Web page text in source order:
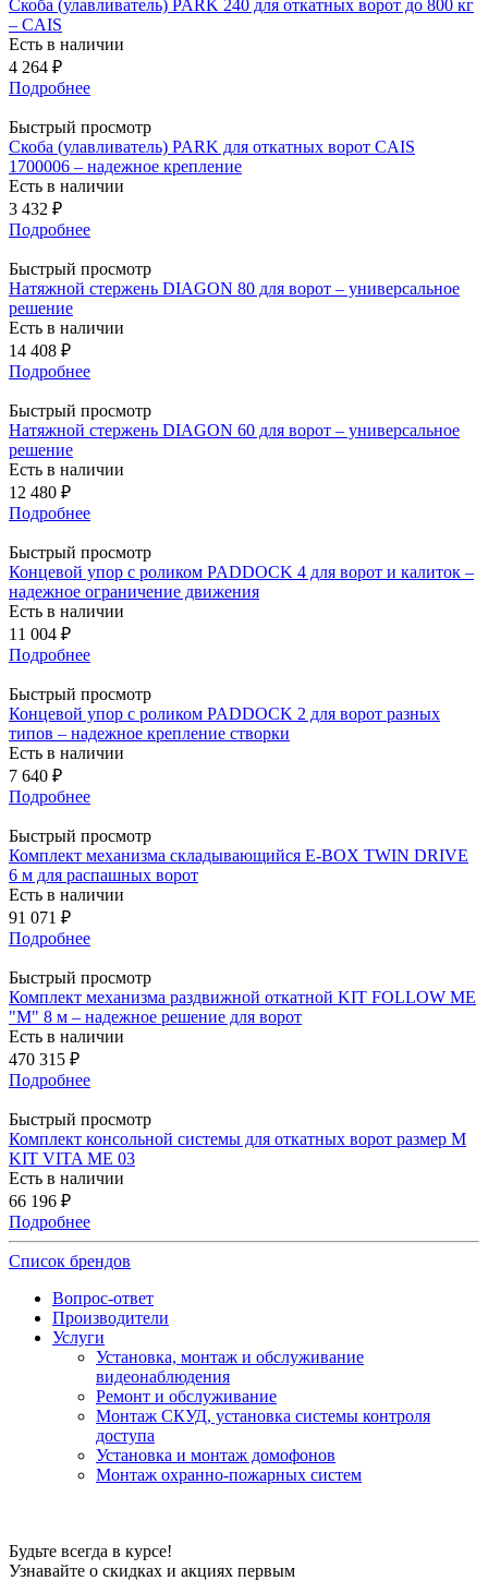
Скоба (улавливатель) PARK 240 для откатных ворот до 800 кг
– CAIS
Есть в наличии
4 264 ₽
Подробнее
Быстрый просмотр
Скоба (улавливатель) PARK для откатных ворот CAIS
1700006 – надежное крепление
Есть в наличии
3 432 ₽
Подробнее
Быстрый просмотр
Натяжной стержень DIAGON 80 для ворот – универсальное
решение
Есть в наличии
14 408 ₽
Подробнее
Быстрый просмотр
Натяжной стержень DIAGON 60 для ворот – универсальное
решение
Есть в наличии
12 480 ₽
Подробнее
Быстрый просмотр
Концевой упор с роликом PADDOCK 4 для ворот и калиток –
надежное ограничение движения
Есть в наличии
11 004 ₽
Подробнее
Быстрый просмотр
Концевой упор с роликом PADDOCK 2 для ворот разных
типов – надежное крепление створки
Есть в наличии
7 640 ₽
Подробнее
Быстрый просмотр
Комплект механизма складывающийся E-BOX TWIN DRIVE
6 м для распашных ворот
Есть в наличии
91 071 ₽
Подробнее
Быстрый просмотр
Комплект механизма раздвижной откатной KIT FOLLOW ME
"M" 8 м – надежное решение для ворот
Есть в наличии
470 315 ₽
Подробнее
Быстрый просмотр
Комплект консольной системы для откатных ворот размер М
KIT VITA ME 03
Есть в наличии
66 196 ₽
Подробнее
Список брендов
Вопрос-ответ
Производители
Услуги
Установка, монтаж и обслуживание
видеонаблюдения
Ремонт и обслуживание
Монтаж СКУД, установка системы контроля
доступа
Установка и монтаж домофонов
Монтаж охранно-пожарных систем
Будьте всегда в курсе!
Узнавайте о скидках и акциях первым